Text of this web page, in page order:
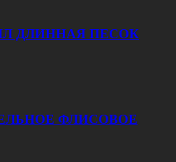
ДЛИННАЯ ПЕСОК
ФЛИСОВОЕ